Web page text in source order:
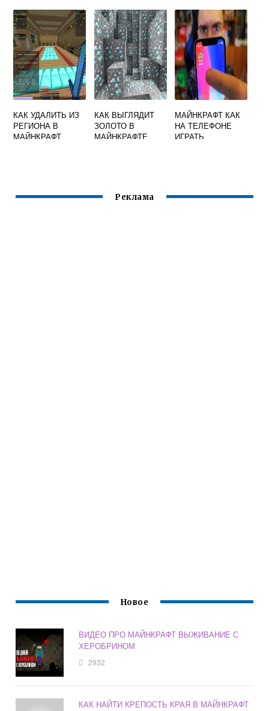
КАК УДАЛИТЬ ИЗ
РЕГИОНА В
МАЙНКРАФТ
КАК ВЫГЛЯДИТ
ЗОЛОТО В
МАЙНКРАФТЕ
МАЙНКРАФТ КАК
НА ТЕЛЕФОНЕ
ИГРАТЬ
Реклама
Новое
ВИДЕО ПРО МАЙНКРАФТ ВЫЖИВАНИЕ С
ХЕРОБРИНОМ
2932
КАК НАЙТИ КРЕПОСТЬ КРАЯ В МАЙНКРАФТ